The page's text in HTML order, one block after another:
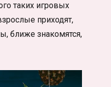
таких игровых
приходят,
ближе знакомятся,